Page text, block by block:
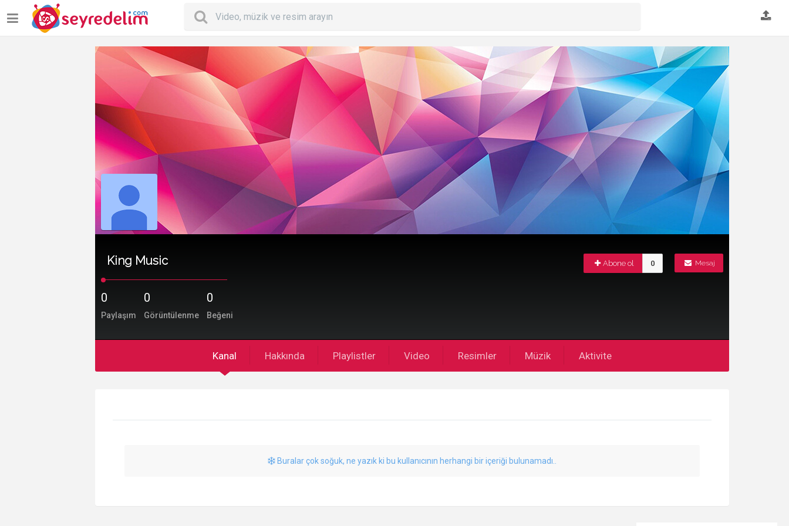
King Music Mesaj
Abone ol 0
0
Paylaşım
0
Görüntülenme
0
Beğeni
Kanal Hakkında Playlistler Video Resimler Müzik Aktivite
Buralar çok soğuk, ne yazık ki bu kullanıcının herhangi bir içeriği bulunamadı..